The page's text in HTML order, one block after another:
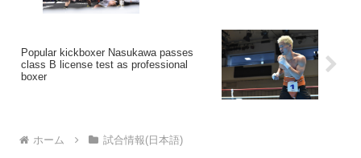
Popular kickboxer Nasukawa passes
class B license test as professional
boxer
ホーム 試合情報(日本語)